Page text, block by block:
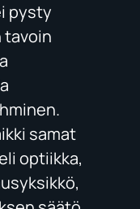
pysty
tavoin
samat
optiikka,